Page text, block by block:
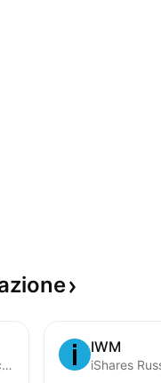
State Street SPDR S&P Biotech ETF
IWM
iShares